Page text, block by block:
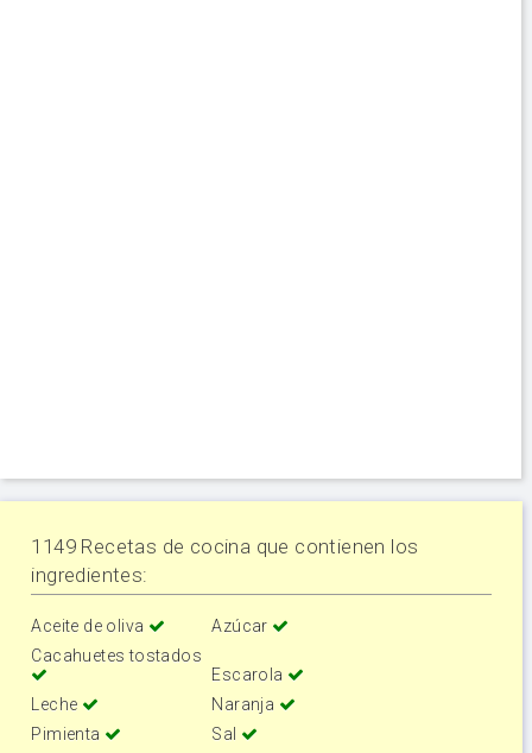
1149 Recetas de cocina que contienen los
ingredientes:
Aceite de oliva
Azúcar
Cacahuetes tostados
Escarola
Leche
Naranja
Pimienta
Sal